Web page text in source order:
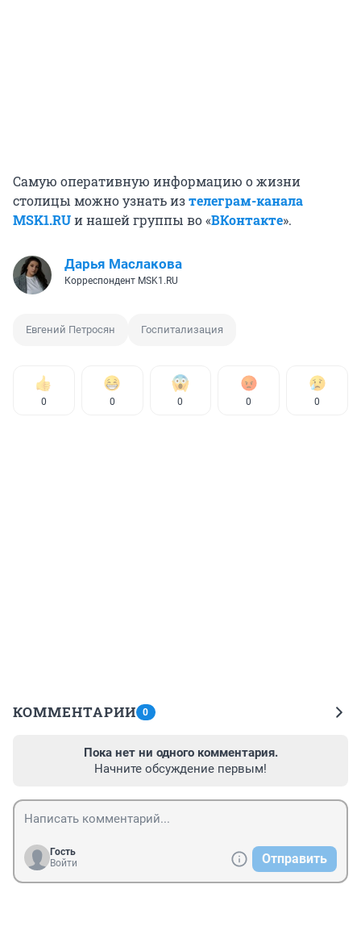
Самую оперативную информацию о жизни
столицы можно узнать изтелеграм-канала
MSK1.RUи нашей группы во «ВКонтакте».
Дарья Маслакова
Корреспондент MSK1.RU
Евгений Петросян Госпитализация
0 0 0 0 0
КОММЕНТАРИИ 0
Пока нет ни одного комментария.
Начните обсуждение первым!
Гость
Войти
Отправить